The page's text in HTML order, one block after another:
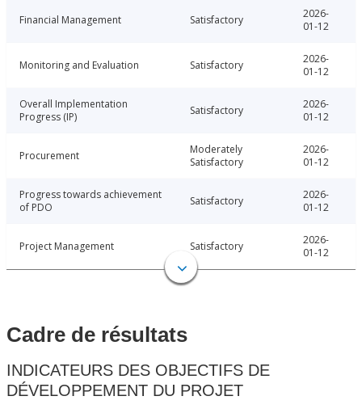
Financial Management Satisfactory
2026-
01-12
Monitoring and Evaluation Satisfactory
2026-
01-12
Overall Implementation
Progress (IP)
Satisfactory
2026-
01-12
Procurement
Moderately
Satisfactory
2026-
01-12
Progress towards achievement
of PDO
Satisfactory
2026-
01-12
Project Management Satisfactory
2026-
01-12
Cadre de résultats
INDICATEURS DES OBJECTIFS DE
DÉVELOPPEMENT DU PROJET